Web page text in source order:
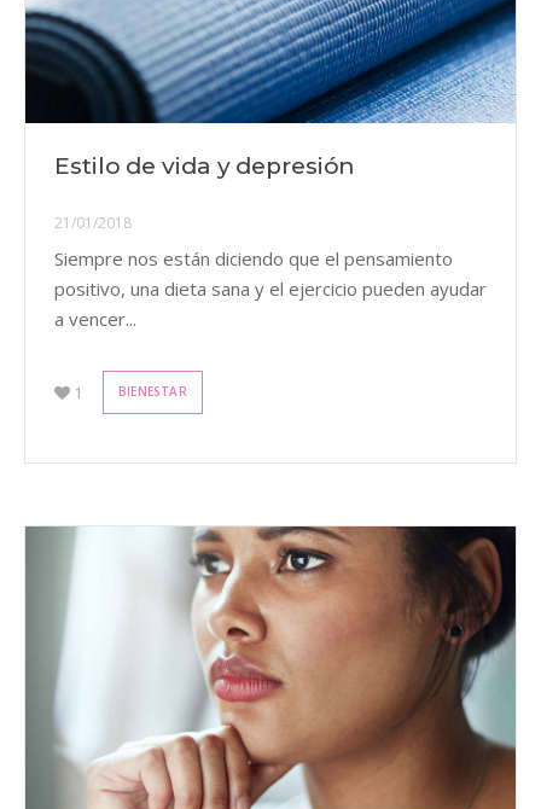
Estilo de vida y depresión
21/01/2018
Siempre nos están diciendo que el pensamiento
positivo, una dieta sana y el ejercicio pueden ayudar
a vencer...
1 BIENESTAR